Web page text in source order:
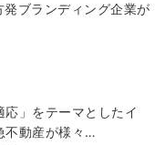
ブランディング企業が
」をテーマとしたイ
不動産が様々…